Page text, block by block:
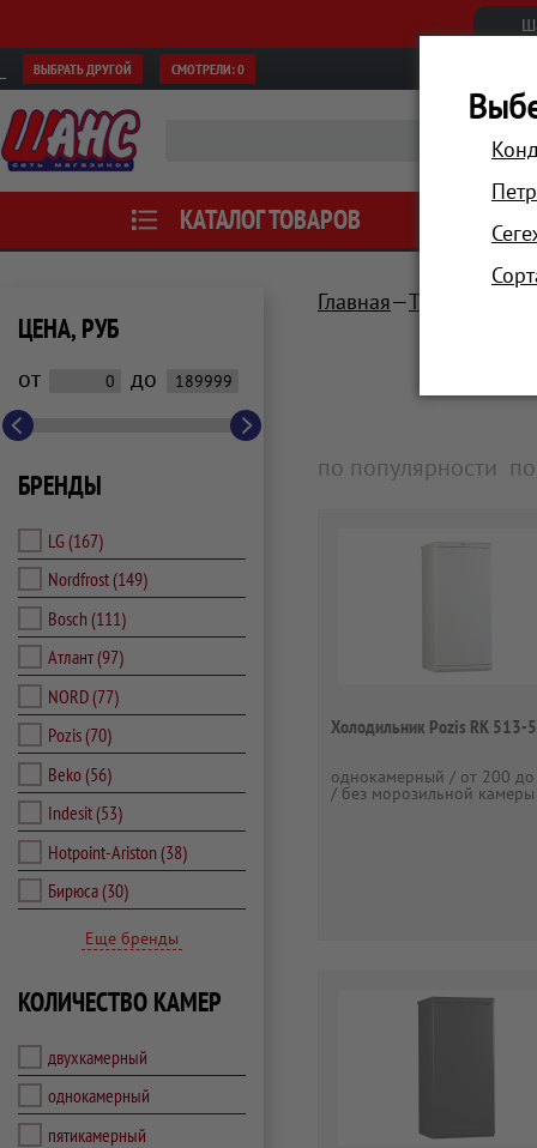
ВЫБРАТЬ ДРУГОЙ СМОТРЕЛИ:0
КАТАЛОГ ТОВАРОВ АКЦИИ
ЦЕНА, РУБ
от до
БРЕНДЫ
LG (167)
Nordfrost(149)
Bosch (111)
Атлант(97)
NORD(77)
Pozis(70)
Beko(56)
Indesit(53)
Hotpoint-Ariston (38)
Бирюса(30)
Еще бренды
КОЛИЧЕСТВО КАМЕР
двухкамерный
однокамерный
пятикамерный
Главная Техника для
по популярности
Холодильник Pozis RK 513-
однокамерный / от 200
/ без морозильной камеры